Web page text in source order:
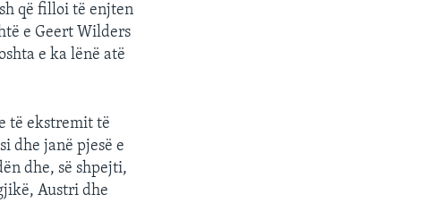
që filloi të enjten
e Geert Wilders
e ka lënë atë
të ekstremit të
dhe janë pjesë e
dhe, së shpejti,
Austri dhe